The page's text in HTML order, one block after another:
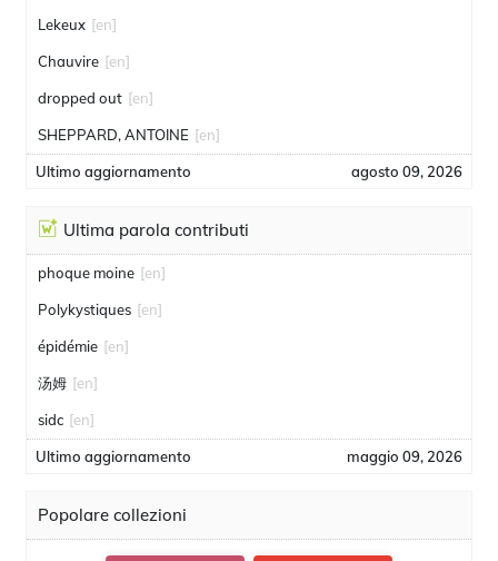
Lekeux [en]
Chauvire [en]
dropped out [en]
SHEPPARD, ANTOINE [en]
Ultimo aggiornamento agosto 09, 2026
Ultima parola contributi
phoque moine [en]
Polykystiques [en]
épidémie [en]
汤姆 [en]
sidc [en]
Ultimo aggiornamento maggio 09, 2026
Popolare collezioni